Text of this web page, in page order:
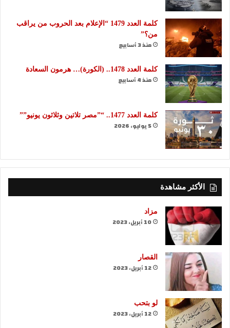
كلمة العدد 1479 “الإعلام بعد الحروب من يراقب
من؟”
منذ 3 أسابيع
كلمة العدد 1478.. (الكورة)… هرمون السعادة
منذ 4 أسابيع
كلمة العدد 1477.. “”مصر تلاتين وثلاثون يونيو””
5 يوليو، 2026
الأكثر مشاهدة
مزاد
10 أبريل، 2023
القصار
12 أبريل، 2023
لو بتحب
12 أبريل، 2023